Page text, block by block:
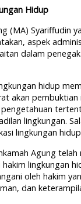
Hidup
(MA) Syariffudin
aspek
dalam
hidup
akan pembuktian
lingkungan.
lingkungan
Agung
lingkungan
oleh hakim
dan